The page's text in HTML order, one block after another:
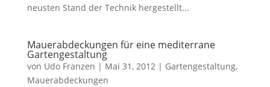
neusten Stand der Technik hergestellt...
Mauerabdeckungen für eine mediterrane
Gartengestaltung
von Udo Franzen | Mai 31, 2012| Gartengestaltung,
Mauerabdeckungen